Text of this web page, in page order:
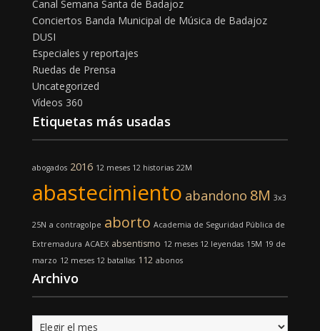
Canal Semana Santa de Badajoz
Conciertos Banda Municipal de Música de Badajoz
DUSI
Especiales y reportajes
Ruedas de Prensa
Uncategorized
Vídeos 360
Etiquetas más usadas
abogados 2016 12 meses 12 historias 22M
abastecimiento abandono 8M 3x3
25N a contragolpe aborto Academia de Seguridad Pública de
Extremadura ACAEX absentismo 12 meses 12 leyendas 15M 19 de
marzo 12 meses 12 batallas 112 abonos
Archivo
Archivo